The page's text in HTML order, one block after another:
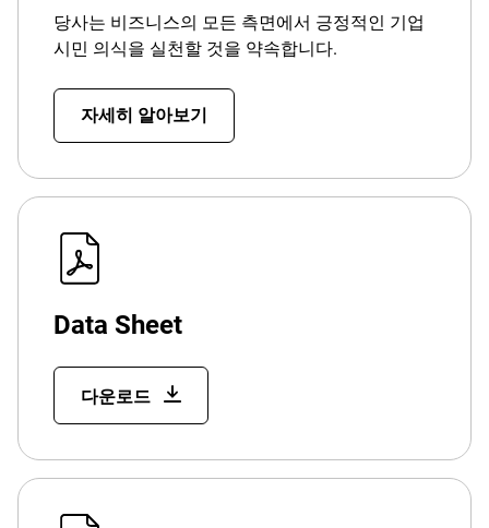
당사는 비즈니스의 모든 측면에서 긍정적인 기업
시민 의식을 실천할 것을 약속합니다.
자세히 알아보기
Data Sheet
다운로드